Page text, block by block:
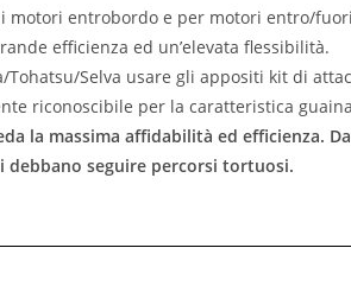
motori entrobordo e per motori entro/
efficienza ed un’elevata flessibilità.
Selva usare gli appositi kit di
riconoscibile per la caratteristica
la massima affidabilità ed efficienza.
seguire percorsi tortuosi.